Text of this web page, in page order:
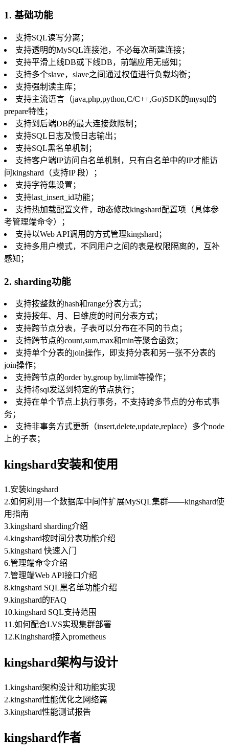
1. 基础功能
支持SQL读写分离；
支持透明的MySQL连接池，不必每次新建连接；
支持平滑上线DB或下线DB，前端应用无感知；
支持多个slave，slave之间通过权值进行负载均衡；
支持强制读主库；
支持主流语言（java,php,python,C/C++,Go)SDK的mysql的
prepare特性；
支持到后端DB的最大连接数限制；
支持SQL日志及慢日志输出；
支持SQL黑名单机制；
支持客户端IP访问白名单机制，只有白名单中的IP才能访
问kingshard（支持IP 段）；
支持字符集设置；
支持last_insert_id功能；
支持热加载配置文件，动态修改kingshard配置项（具体参
考管理端命令）；
支持以Web API调用的方式管理kingshard；
支持多用户模式，不同用户之间的表是权限隔离的，互补
感知；
2. sharding功能
支持按整数的hash和range分表方式；
支持按年、月、日维度的时间分表方式；
支持跨节点分表，子表可以分布在不同的节点；
支持跨节点的count,sum,max和min等聚合函数；
支持单个分表的join操作，即支持分表和另一张不分表的
join操作；
支持跨节点的order by,group by,limit等操作；
支持将sql发送到特定的节点执行；
支持在单个节点上执行事务，不支持跨多节点的分布式事
务；
支持非事务方式更新（insert,delete,update,replace）多个node
上的子表；
kingshard安装和使用
1.安装kingshard
2.如何利用一个数据库中间件扩展MySQL集群——kingshard使
用指南
3.kingshard sharding介绍
4.kingshard按时间分表功能介绍
5.kingshard 快速入门
6.管理端命令介绍
7.管理端Web API接口介绍
8.kingshard SQL黑名单功能介绍
9.kingshard的FAQ
10.kingshard SQL支持范围
11.如何配合LVS实现集群部署
12.Kinghshard接入prometheus
kingshard架构与设计
1.kingshard架构设计和功能实现
2.kingshard性能优化之网络篇
3.kingshard性能测试报告
kingshard作者